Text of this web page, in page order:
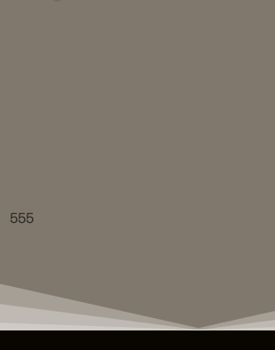
555